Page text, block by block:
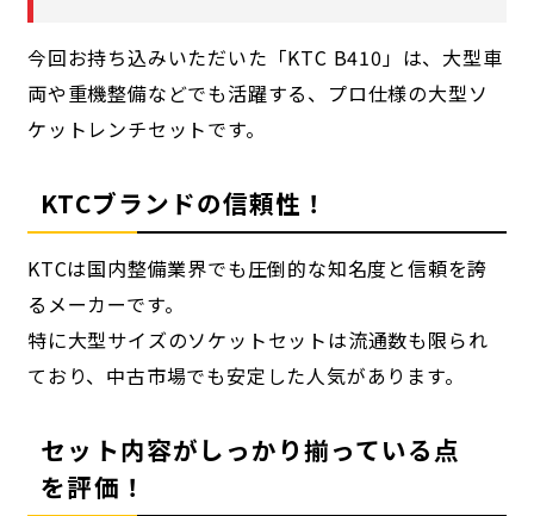
今回お持ち込みいただいた「KTC B410」は、大型車
両や重機整備などでも活躍する、プロ仕様の大型ソ
ケットレンチセットです。
KTCブランドの信頼性！
KTCは国内整備業界でも圧倒的な知名度と信頼を誇
るメーカーです。
特に大型サイズのソケットセットは流通数も限られ
ており、中古市場でも安定した人気があります。
セット内容がしっかり揃っている点
を評価！